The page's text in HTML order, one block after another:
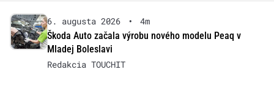
6. augusta 2026 •
4m
Škoda Auto začala výrobu nového modelu Peaq v
Mladej Boleslavi
Redakcia TOUCHIT